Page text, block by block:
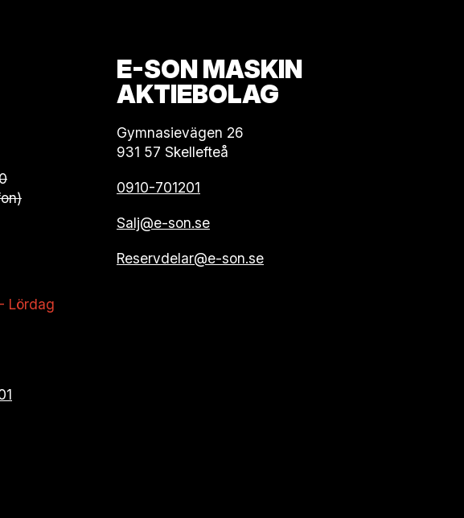
Lördag
E-SON MASKIN
AKTIEBOLAG
Gymnasievägen 26
931 57 Skellefteå
0910-701201
Salj@e-son.se
Reservdelar@e-son.se